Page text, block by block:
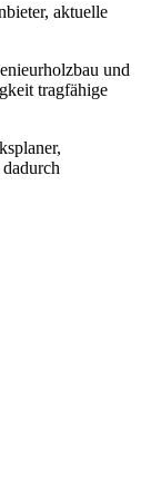
aktuelle
und
tragfähige